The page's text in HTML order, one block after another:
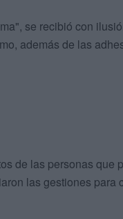
se recibió con
además de las
de las personas que
las gestiones para